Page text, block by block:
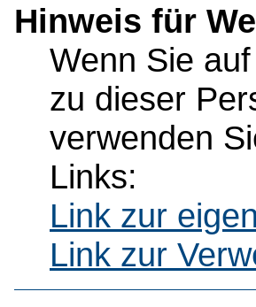
Hinweis für
Wenn Sie
zu dieser
verwenden
Links:
Link zur
Link zur